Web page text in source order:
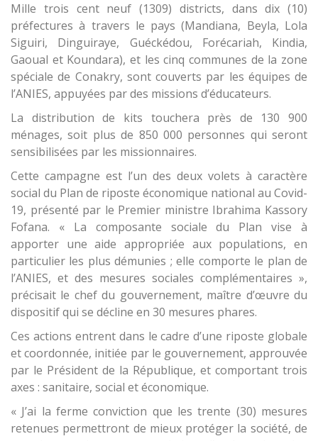
Mille trois cent neuf (1309) districts, dans dix (10)
préfectures à travers le pays (Mandiana, Beyla, Lola
Siguiri, Dinguiraye, Guéckédou, Forécariah, Kindia,
Gaoual et Koundara), et les cinq communes de la zone
spéciale de Conakry, sont couverts par les équipes de
l’ANIES, appuyées par des missions d’éducateurs.
La distribution de kits touchera près de 130 900
ménages, soit plus de 850 000 personnes qui seront
sensibilisées par les missionnaires.
Cette campagne est l’un des deux volets à caractère
social du Plan de riposte économique national au Covid-
19, présenté par le Premier ministre Ibrahima Kassory
Fofana. « La composante sociale du Plan vise à
apporter une aide appropriée aux populations, en
particulier les plus démunies ; elle comporte le plan de
l’ANIES, et des mesures sociales complémentaires »,
précisait le chef du gouvernement, maître d’œuvre du
dispositif qui se décline en 30 mesures phares.
Ces actions entrent dans le cadre d’une riposte globale
et coordonnée, initiée par le gouvernement, approuvée
par le Président de la République, et comportant trois
axes : sanitaire, social et économique.
« J’ai la ferme conviction que les trente (30) mesures
retenues permettront de mieux protéger la société, de